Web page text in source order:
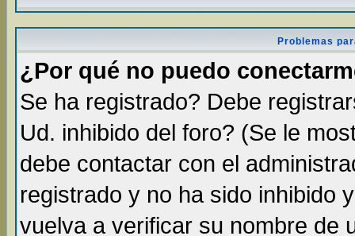
Problemas
¿Por qué no puedo
Se ha registrado? Debe
Ud. inhibido del foro? (Se le
debe contactar con el
registrado y no ha sido inhibido
vuelva a verificar su nombre de